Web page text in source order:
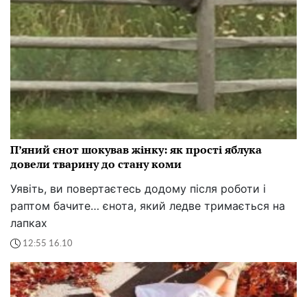
П’яний єнот шокував жінку: як прості яблука
довели тварину до стану коми
Уявіть, ви повертаєтесь додому після роботи і
раптом бачите… єнота, який ледве тримається на
лапках
12:55 16.10